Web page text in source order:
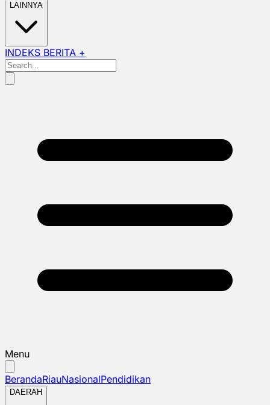
LAINNYA
INDEKS BERITA +
Menu
BerandaRiauNasionalPendidikan
DAERAH